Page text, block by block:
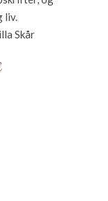
liv.
Skår